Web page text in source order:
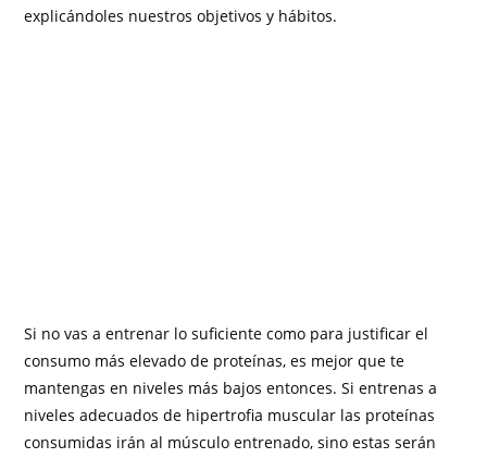
explicándoles nuestros objetivos y hábitos.
Si no vas a entrenar lo suficiente como para justificar el
consumo más elevado de proteínas, es mejor que te
mantengas en niveles más bajos entonces. Si entrenas a
niveles adecuados de hipertrofia muscular las proteínas
consumidas irán al músculo entrenado, sino estas serán